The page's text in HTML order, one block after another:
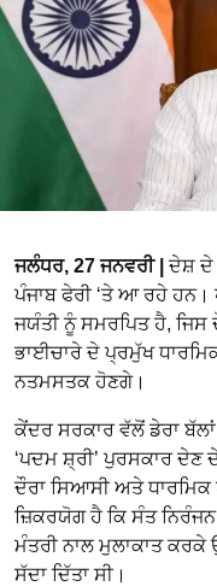
ਜਲੰਧਰ, 27 ਜਨਵਰੀ | ਦੇਸ਼ ਦੇ
ਪੰਜਾਬ ਫੇਰੀ ‘ਤੇ ਆ ਰਹੇ ਹਨ।
ਜਯੰਤੀ ਨੂੰ ਸਮਰਪਿਤ ਹੈ,
ਭਾਈਚਾਰੇ ਦੇ ਪ੍ਰਮੁੱਖ
ਨਤਮਸਤਕ ਹੋਣਗੇ।
ਕੇਂਦਰ ਸਰਕਾਰ ਵੱਲੋਂ ਡੇਰਾ ਬੱਲਾਂ
‘ਪਦਮ ਸ਼੍ਰੀ’ ਪੁਰਸਕਾਰ
ਦੌਰਾ ਸਿਆਸੀ ਅਤੇ ਧਾਰਮਿਕ
ਜ਼ਿਕਰਯੋਗ ਹੈ ਕਿ ਸੰਤ ਨਿਰੰਜਨ
ਮੰਤਰੀ ਨਾਲ ਮੁਲਾਕਾਤ ਕਰਕੇ
ਸੱਦਾ ਦਿੱਤਾ ਸੀ।